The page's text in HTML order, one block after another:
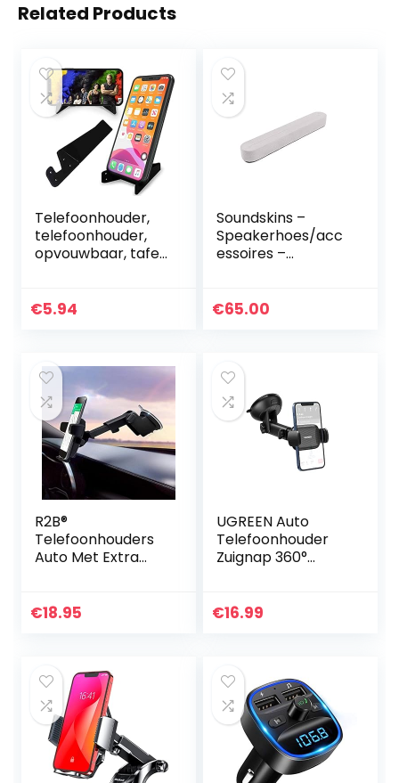
Related Products
Telefoonhouder,
telefoonhouder,
opvouwbaar, tafel,
tablethouder,
€5.94
Soundskins –
Speakerhoes/acc
essoires –
Rookwit
€65.00
R2B®
Telefoonhouders
Auto Met Extra
Dashboard,
Telefoon…
€18.95
UGREEN Auto
Telefoonhouder
Zuignap 360°
Houder
€16.99